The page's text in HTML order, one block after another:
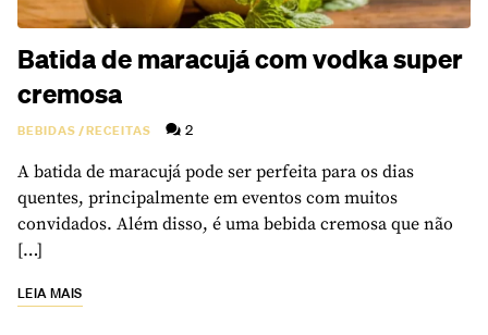
Batida de maracujá com vodka super
cremosa
BEBIDAS/RECEITAS 2
A batida de maracujá pode ser perfeita para os dias
quentes, principalmente em eventos com muitos
convidados. Além disso, é uma bebida cremosa que não
[…]
LEIA MAIS